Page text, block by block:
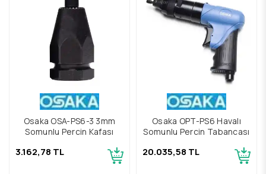
Osaka OSA-PS6-3 3mm
Somunlu Perçin Kafası
3.162,78 TL
Osaka OPT-PS6 Havalı
Somunlu Perçin Tabancası
20.035,58 TL